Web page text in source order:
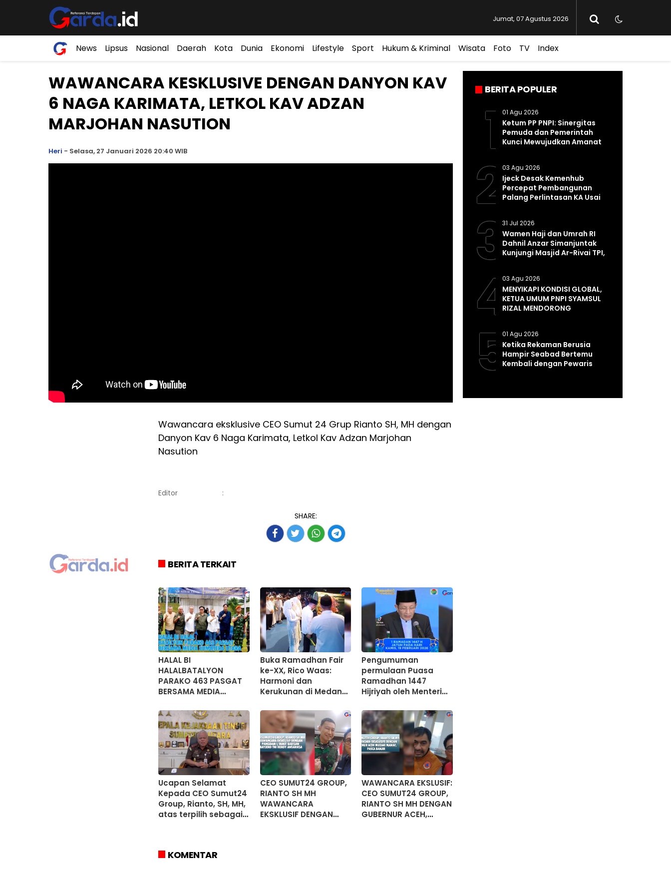
Jumat, 07 Agustus 2026
News Lipsus Nasional Daerah Kota Dunia Ekonomi Lifestyle Sport Hukum & Kriminal Wisata Foto TV Index
WAWANCARA KESKLUSIVE DENGAN DANYON KAV
6 NAGA KARIMATA, LETKOL KAV ADZAN
MARJOHAN NASUTION
Heri - Selasa, 27 Januari 2026 20:40 WIB
Wawancara eksklusive CEO Sumut 24 Grup Rianto SH, MH dengan
Danyon Kav 6 Naga Karimata, Letkol Kav Adzan Marjohan
Nasution
Editor :
SHARE:
BERITA TERKAIT
HALAL BI
HALALBATALYON
PARAKO 463 PASGAT
BERSAMA MEDIA
Buka Ramadhan Fair
ke-XX, Rico Waas:
Harmoni dan
Kerukunan di Medan
Pengumuman
permulaan Puasa
Ramadhan 1447
Hijriyah oleh Menteri
Ucapan Selamat
Kepada CEO Sumut24
Group, Rianto, SH, MH,
atas terpilih sebagai
CEO SUMUT24 GROUP,
RIANTO SH MH
WAWANCARA
EKSKLUSIF DENGAN
WAWANCARA EKSLUSIF:
CEO SUMUT24 GROUP,
RIANTO SH MH DENGAN
GUBERNUR ACEH,
KOMENTAR
BERITA POPULER
101 Agu 2026
Ketum PP PNPI: Sinergitas
Pemuda dan Pemerintah
Kunci Mewujudkan Amanat
203 Agu 2026
Ijeck Desak Kemenhub
Percepat Pembangunan
Palang Perlintasan KA Usai
331 Jul 2026
Wamen Haji dan Umrah RI
Dahnil Anzar Simanjuntak
Kunjungi Masjid Ar-Rivai TPI,
403 Agu 2026
MENYIKAPI KONDISI GLOBAL,
KETUA UMUM PNPI SYAMSUL
RIZAL MENDORONG
INTELIJEN NEGARA
501 Agu 2026
Ketika Rekaman Berusia
Hampir Seabad Bertemu
Kembali dengan Pewaris